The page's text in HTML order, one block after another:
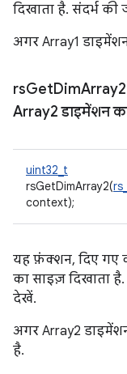
दिखाता है. संदर्भ की
अगर Array1
rsGetDimArray2
Array2 डाइमेंशन
uint32_t
rsGetDimArray2(
context);
यह फ़ंक्शन, दिए गए
का साइज़ दिखाता
देखें.
अगर Array2
है.